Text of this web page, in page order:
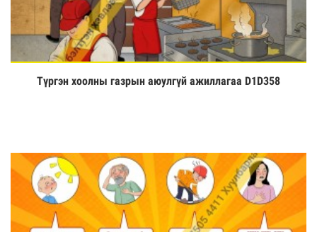
Үзэх
Түргэн хоолны газрын аюулгүй ажиллагаа D1D358